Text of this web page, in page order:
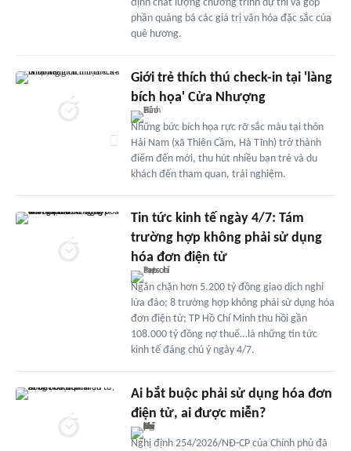
định chất lượng chương trình dự thi và góp
phần quảng bá các giá trị văn hóa đặc sắc của
quê hương.
Giới trẻ thích thú check-in tại 'làng
bích họa' Cửa Nhượng
Những bức bích họa rực rỡ sắc màu tại thôn
Hải Nam (xã Thiên Cầm, Hà Tĩnh) trở thành
điểm đến mới, thu hút nhiều bạn trẻ và du
khách đến tham quan, trải nghiệm.
Tin tức kinh tế ngày 4/7: Tám
trường hợp không phải sử dụng
hóa đơn điện tử
Ngăn chặn hơn 5.200 tỷ đồng giao dịch nghi
lừa đảo; 8 trường hợp không phải sử dụng hóa
đơn điện tử; TP Hồ Chí Minh thu hồi gần
108.000 tỷ đồng nợ thuế…là những tin tức
kinh tế đáng chú ý ngày 4/7.
Ai bắt buộc phải sử dụng hóa đơn
điện tử, ai được miễn?
Nghị định 254/2026/NĐ-CP của Chính phủ đã